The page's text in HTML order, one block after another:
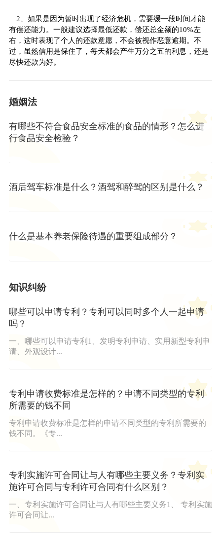
2、如果是因为暂时出现了经济危机，需要缓一段时间才能
有偿还能力。一般建议选择最低还款，偿还总金额的10%左
右，这时表现了个人的还款意愿，不会被视作恶意逾期。不
过，虽然信用是保住了，每天都会产生万分之五的利息，还是
尽快还款为好。
婚姻法
有哪些不符合食品安全标准的食品的情形？怎么进
行食品安全检验？
酒后驾车标准是什么？酒驾和醉驾的区别是什么？
什么是基本养老保险待遇的重要组成部分？
知识纠纷
哪些可以申请专利？专利可以同时多个人一起申请
吗？
一、哪些可以申请专利1、发明专利申请、实用新型专利申
请、外观设计...
专利申请收费标准是怎样的？申请不同类型的专利
所需要的钱不同
专利申请收费标准是怎样的申请不同类型的专利所需要的
钱不同。《专...
专利实施许可合同让与人有哪些主要义务？专利实
施许可合同与专利许可合同有什么区别？
一、专利实施许可合同让与人有哪些主要义务1、 专利实施
许可合同让...